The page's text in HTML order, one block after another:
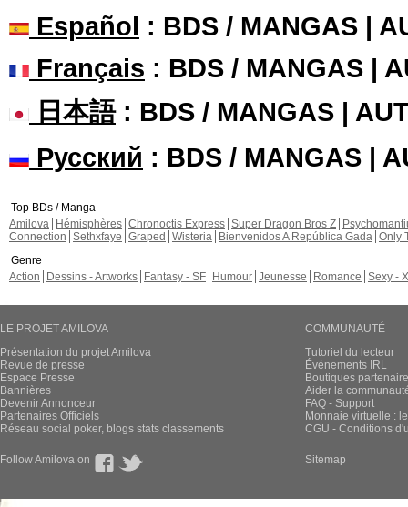
Español : BDS / MANGAS |
Français : BDS / MANGAS |
日本語: BDS / MANGAS |
Русский : BDS / MANGAS |
Top BDs / Manga
Amilova
Hémisphères Chronoctis Express Super Dragon Bros Z
Connection Sethxfaye Graped Wisteria Bienvenidos A República Gada Only
Genre
Action
Dessins - Artworks Fantasy - SF Humour Jeunesse Romance Sexy -
LE PROJET AMILOVA
Présentation du projet Amilova
Revue de presse
Espace Presse
Bannières
Devenir Annonceur
Partenaires Officiels
Réseau social poker, blogs stats classements
COMMUNAUTÉ
Tutoriel du lecteur
Évènements IRL
Boutiques
Aider la
FAQ - Support
Monnaie virtuelle :
CGU - Conditions
Follow Amilova on Sitemap